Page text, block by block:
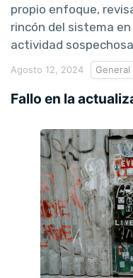
propio enfoque,
rincón del sistema
actividad
Agosto 12, 2024 General
Fallo en la